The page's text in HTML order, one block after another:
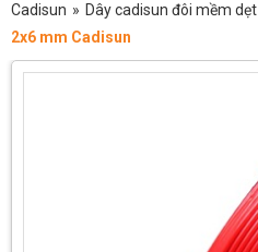
Cadisun » Dây cadisun đôi mềm dẹt
2x6 mm Cadisun